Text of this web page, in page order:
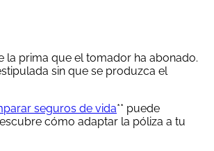
la prima que el tomador ha abonado.
sin que se produzca el
seguros de vida** puede
cómo adaptar la póliza a tu